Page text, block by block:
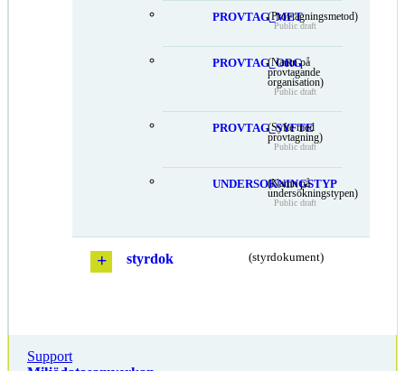
PROVTAG_MET(Provtagningsmetod)
Public draft
PROVTAG_ORG
(Namn på
provtagande
organisation)
Public draft
PROVTAG_SYFTE
(Syfte med
provtagning)
Public draft
UNDERSOKNINGSTYP
(Namn på
undersökningstypen)
Public draft
styrdok (styrdokument)
Support